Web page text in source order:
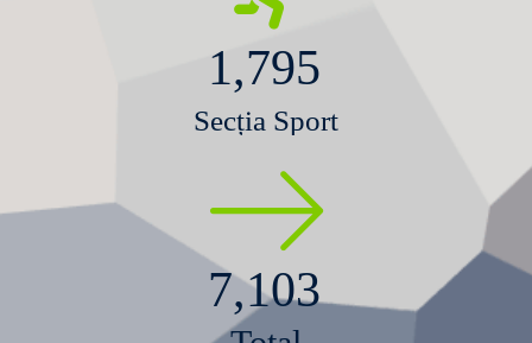
1,795
Secția Sport
7,103